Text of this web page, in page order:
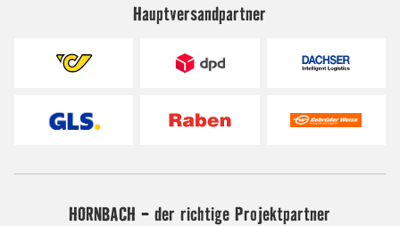
Hauptversandpartner
HORNBACH - der richtige Projektpartner